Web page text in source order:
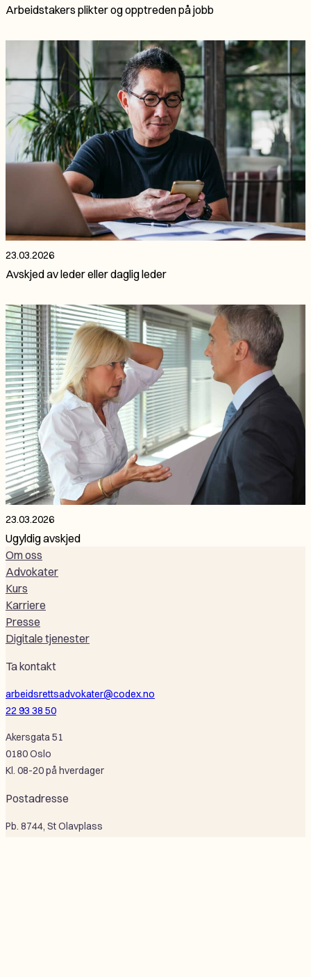
Arbeidstakers plikter og opptreden på jobb
23.03.2026
Avskjed av leder eller daglig leder
23.03.2026
Ugyldig avskjed
Ta kontakt
arbeidsrettsadvokater@codex.no
22 93 38 50
Akersgata 51
0180 Oslo
Kl. 08-20 på hverdager
Postadresse
Pb. 8744, St Olavplass
Om oss
Advokater
Kurs
Karriere
Presse
Digitale tjenester